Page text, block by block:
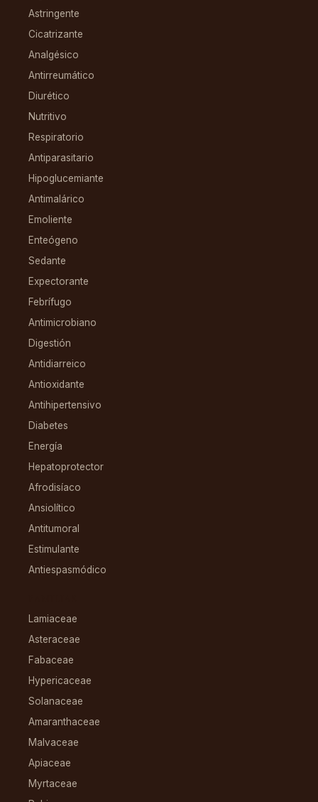
Astringente
Cicatrizante
Analgésico
Antirreumático
Diurético
Nutritivo
Respiratorio
Antiparasitario
Hipoglucemiante
Antimalárico
Emoliente
Enteógeno
Sedante
Expectorante
Febrífugo
Antimicrobiano
Digestión
Antidiarreico
Antioxidante
Antihipertensivo
Diabetes
Energía
Hepatoprotector
Afrodisíaco
Ansiolítico
Antitumoral
Estimulante
Antiespasmódico
Lamiaceae
Asteraceae
Fabaceae
Hypericaceae
Solanaceae
Amaranthaceae
Malvaceae
Apiaceae
Myrtaceae